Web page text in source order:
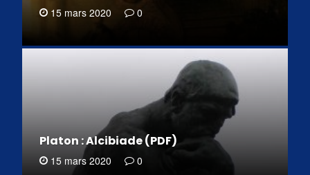
15 mars 2020 0
Platon : Alcibiade (PDF)
15 mars 2020 0